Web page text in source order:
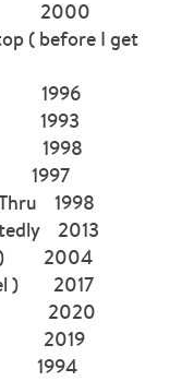
2000
( before I get
1996
1998
1997
1998
2013
2004
) 2017
2020
2019